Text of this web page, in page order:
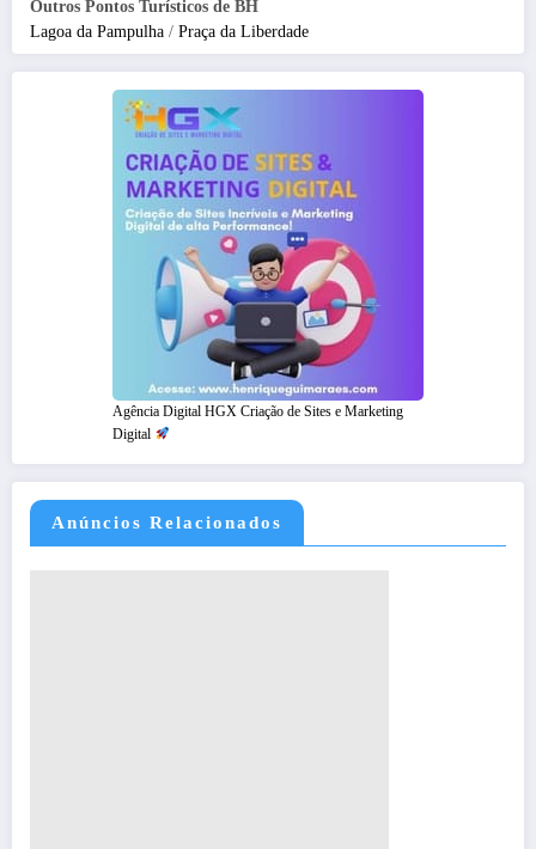
Outros Pontos Turísticos de BH
Lagoa da Pampulha / Praça da Liberdade
Agência Digital HGX Criação de Sites e Marketing
Digital
Anúncios Relacionados